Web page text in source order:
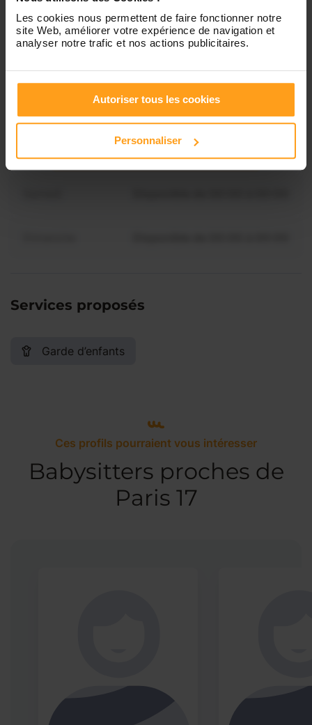
Les cookies nous permettent de faire fonctionner notre
site Web, améliorer votre expérience de navigation et
analyser notre trafic et nos actions publicitaires.
Autoriser tous les cookies
Personnaliser
Mardi Disponible de 00:00 à 00:00
Disponible de 00:00 à 00:00
Disponible de 00:00 à 00:00
Vous souhaitez connaître les
disponibilités de Farah ?
Services proposés
Garde d’enfants
Ces profils pourraient vous intéresser
Babysitters proches de
Paris 17